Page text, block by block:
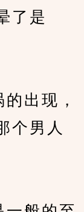
了是
个男人